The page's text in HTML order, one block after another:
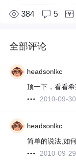
384 5
全部评论
headsonlkc
顶一下，看看
2010-09-30
headsonlkc
简单的说法,如
2010-09-29